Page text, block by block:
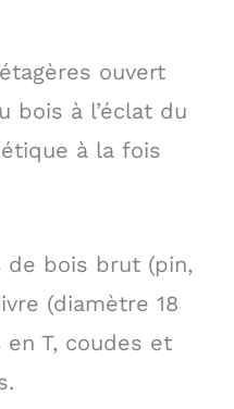
ouvert
bois à l’éclat du
à la fois
de bois brut (pin,
(diamètre 18
T, coudes et